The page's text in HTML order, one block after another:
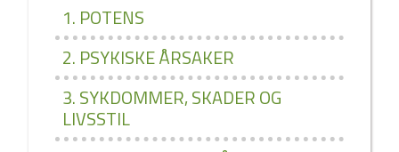
1. POTENS
2. PSYKISKE ÅRSAKER
3. SYKDOMMER, SKADER OG
LIVSSTIL